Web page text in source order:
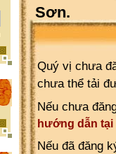
Sơn.
Quý vị chưa
chưa thể tải
Nếu chưa
hướng dẫn tại
Nếu đã đăng